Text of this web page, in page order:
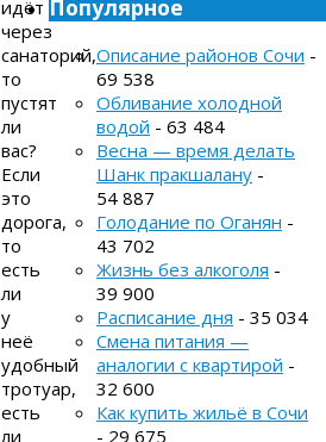
идёт
через
санаторий,
то
пустят
ли
вас?
Если
это
дорога,
то
есть
ли
у
неё
удобный
тротуар,
есть
ли
Популярное
Описание районов Сочи -
69 538
Обливание холодной
водой - 63 484
Весна — время делать
Шанк пракшалану -
54 887
Голодание по Оганян -
43 702
Жизнь без алкоголя -
39 900
Расписание дня - 35 034
Смена питания —
аналогии с квартирой -
32 600
Как купить жильё в Сочи
- 29 675